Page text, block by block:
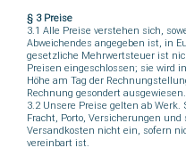
§ 3 Preise
3.1 Alle Preise verstehen sich,
Abweichendes angegeben ist, in
gesetzliche Mehrwertsteuer ist
Preisen eingeschlossen; sie wird
Höhe am Tag der
Rechnung gesondert ausgewiesen.
3.2 Unsere Preise gelten ab Werk.
Fracht, Porto, Versicherungen und
Versandkosten nicht ein, sofern
vereinbart ist.